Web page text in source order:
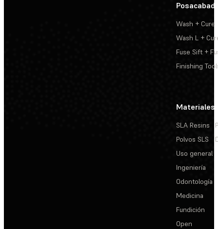
Wash + Cure
Wash L +
Fuse Sift +
Finishing
Materiales
SLA Resins
Polvos SLS
Uso general
Ingeniería
Odontología
Medicina
Fundición
Open